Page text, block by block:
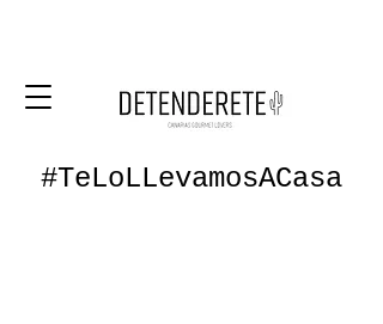
#TeLoLLevamosACasa